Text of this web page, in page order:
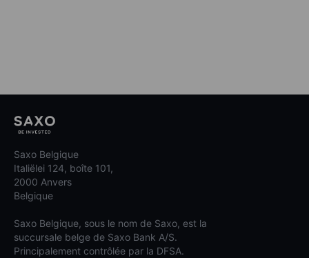
Saxo Belgique
Italiëlei 124, boîte 101,
2000 Anvers
Belgique
Saxo Belgique, sous le nom de Saxo, est la
succursale belge de Saxo Bank A/S.
Principalement contrôlée par la DFSA.